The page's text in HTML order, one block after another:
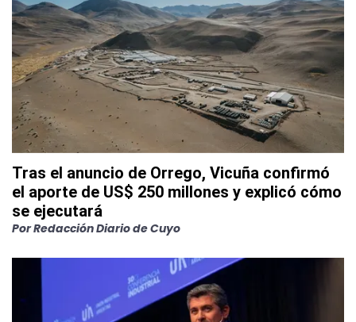
Tras el anuncio de Orrego, Vicuña confirmó
el aporte de US$ 250 millones y explicó cómo
se ejecutará
PorRedacción Diario de Cuyo